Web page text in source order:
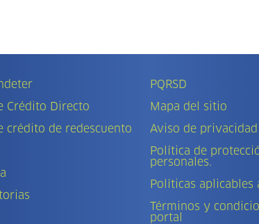
Crédito Directo
crédito de redescuento
PQRSD
Mapa del sitio
Aviso de privacidad
Política de
personales.
Políticas aplicables
Términos y
portal